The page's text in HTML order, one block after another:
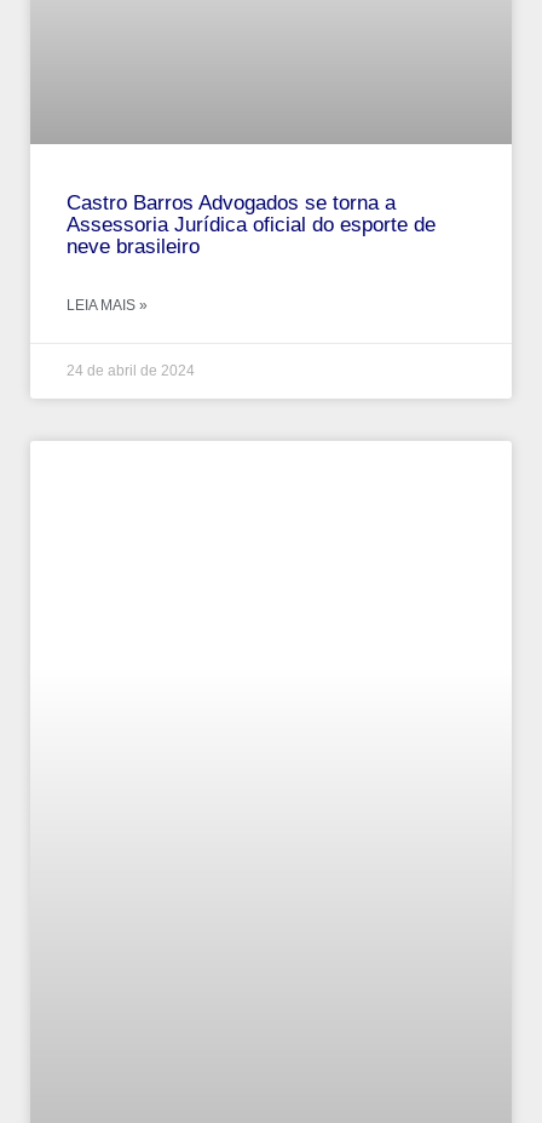
Castro Barros Advogados se torna a
Assessoria Jurídica oficial do esporte de
neve brasileiro
LEIA MAIS »
24 de abril de 2024